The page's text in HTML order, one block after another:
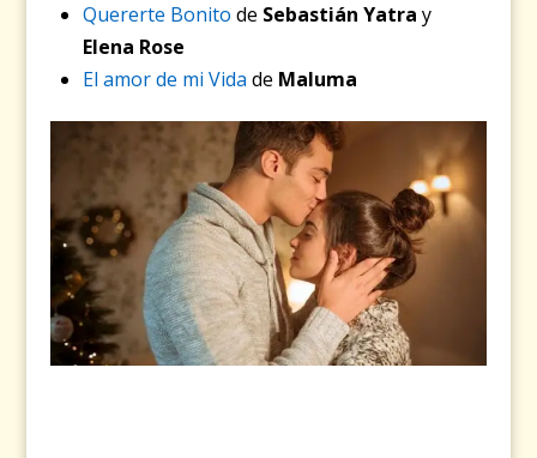
Quererte Bonito de Sebastián Yatra y
Elena Rose
El amor de mi Vida de Maluma